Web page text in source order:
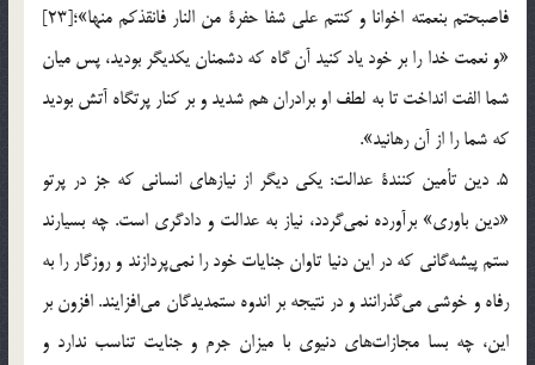
فاصبحتم بنعمته اخوانا و کنتم علي شفا حفرة من النار فانقذكم منها»؛[23]
«و نعمت خدا را بر خود ياد كنيد آن گاه كه دشمنان يكديگر بوديد، پس ميان
شما الفت انداخت تا به لطف او برادران هم شديد و بر كنار پرتگاه آتش بوديد
كه شما را از آن رهانيد».
5. دين تأمين كنندة عدالت: يكي ديگر از نيازهاي انساني كه جز در پرتو
«دين باوري» برآورده نمي‌گردد، نياز به عدالت و دادگري است. چه بسيارند
ستم پيشه‌گاني كه در اين دنيا تاوان جنايات خود را نمي‌پردازند و روزگار را به
رفاه و خوشي مي‌گذرانند و در نتيجه بر اندوه ستمديدگان مي‌افزايند. افزون بر
اين، چه بسا مجازات‌هاي دنيوي با ميزان جرم و جنايت تناسب ندارد و